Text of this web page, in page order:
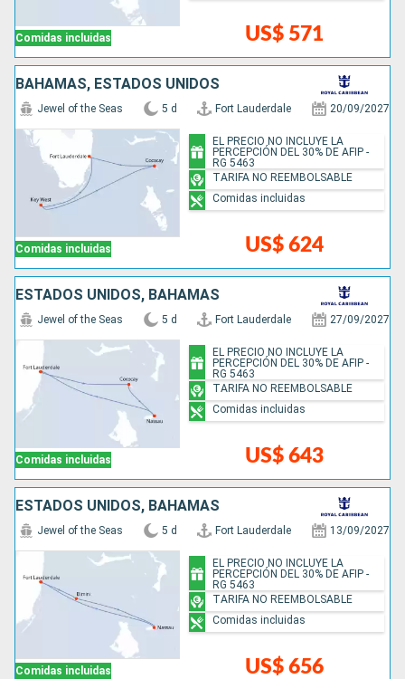
Comidas incluidas US$ 571
BAHAMAS, ESTADOS UNIDOS
Comidas incluidas
Jewel of the Seas 5 d Fort Lauderdale 20/09/2027
US$ 624
EL PRECIO NO INCLUYE LA
PERCEPCIÓN DEL 30% DE AFIP -
RG 5463
TARIFA NO REEMBOLSABLE
Comidas incluidas
ESTADOS UNIDOS, BAHAMAS
Comidas incluidas
Jewel of the Seas 5 d Fort Lauderdale 27/09/2027
US$ 643
EL PRECIO NO INCLUYE LA
PERCEPCIÓN DEL 30% DE AFIP -
RG 5463
TARIFA NO REEMBOLSABLE
Comidas incluidas
ESTADOS UNIDOS, BAHAMAS
Comidas incluidas
Jewel of the Seas 5 d Fort Lauderdale 13/09/2027
US$ 656
EL PRECIO NO INCLUYE LA
PERCEPCIÓN DEL 30% DE AFIP -
RG 5463
TARIFA NO REEMBOLSABLE
Comidas incluidas